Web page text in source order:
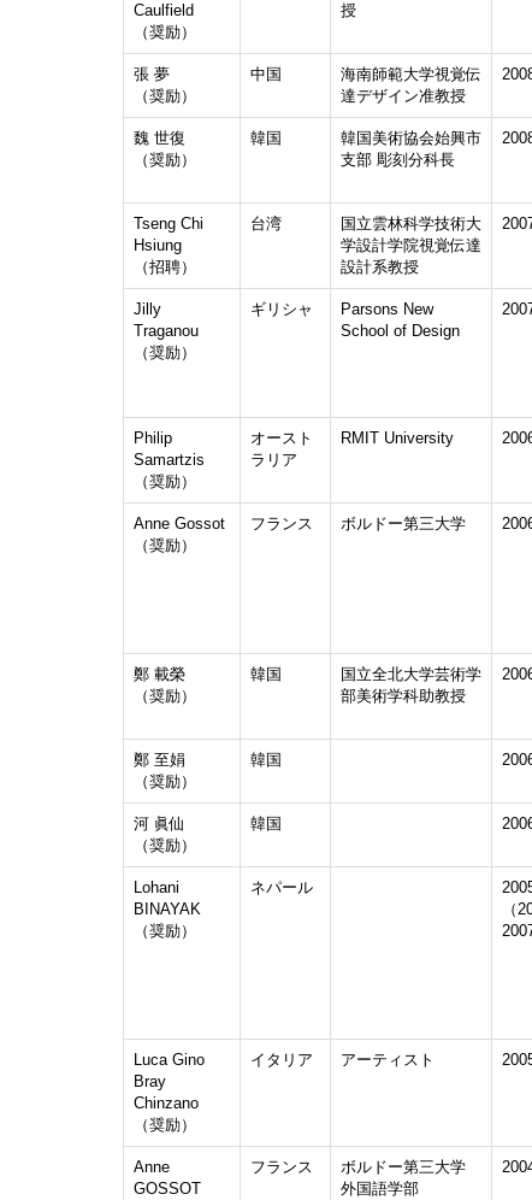
Caulfield
（奨励）
授
張 夢
（奨励）
中国
海南師範大学視覚伝
達デザイン准教授
魏 世復
（奨励）
韓国
韓国美術協会始興市
支部 彫刻分科長
Tseng Chi
Hsiung
（招聘）
台湾
国立雲林科学技術大
学設計学院視覚伝達
設計系教授
Jilly
Traganou
（奨励）
ギリシャ
Parsons New
School of Design
Philip
Samartzis
（奨励）
オースト
ラリア
RMIT University
Anne Gossot
（奨励）
フランス ボルドー第三大学
鄭 載榮
（奨励）
韓国
国立全北大学芸術学
部美術学科助教授
鄭 至娟
（奨励）
韓国
河 眞仙
（奨励）
韓国
Lohani
BINAYAK
（奨励）
ネパール
（
Luca Gino
Bray
Chinzano
（奨励）
イタリア アーティスト
Anne
GOSSOT
フランス
ボルドー第三大学
外国語学部